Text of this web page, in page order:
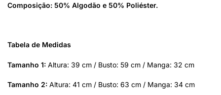
Composição: 50% Algodão e 50% Poliéster.
Tabela de Medidas
Tamanho 1: Altura: 39 cm / Busto: 59 cm / Manga: 32 cm
Tamanho 2: Altura: 41 cm / Busto: 63 cm / Manga: 34 cm